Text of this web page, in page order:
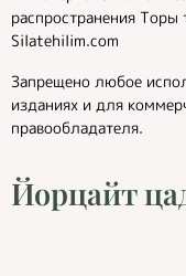
распространения Торы
Silatehilim.com
Запрещено любое
изданиях и для
правообладателя.
Йорцайт